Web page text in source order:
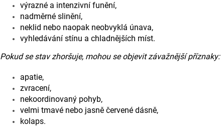
výrazné a intenzivní funění,
nadměrné slinění,
neklid nebo naopak neobvyklá únava,
vyhledávání stínu a chladnějších míst.
Pokud se stav zhoršuje, mohou se objevit závažnější příznaky:
apatie,
zvracení,
nekoordinovaný pohyb,
velmi tmavé nebo jasně červené dásně,
kolaps.